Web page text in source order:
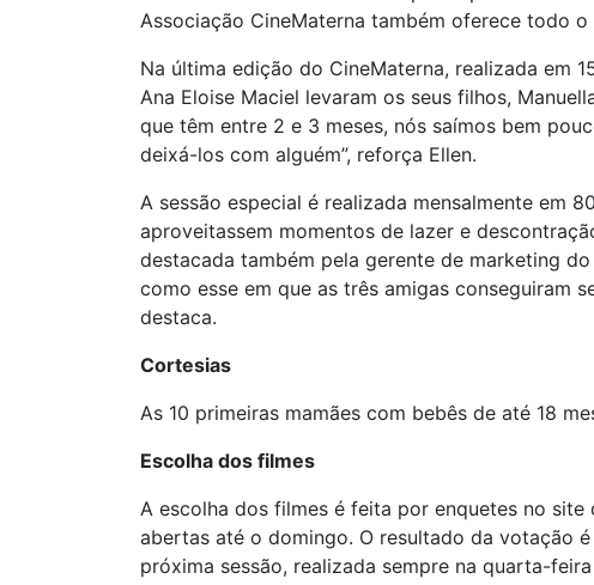
Associação CineMaterna também oferece todo
Na última edição do CineMaterna, realizada em
Ana Eloise Maciel levaram os seus filhos,
que têm entre 2 e 3 meses, nós saímos bem
deixá-los com alguém”, reforça Ellen.
A sessão especial é realizada mensalmente em
aproveitassem momentos de lazer e
destacada também pela gerente de marketing
como esse em que as três amigas conseguiram
destaca.
Cortesias
As 10 primeiras mamães com bebês de até 18
Escolha dos filmes
A escolha dos filmes é feita por enquetes no
abertas até o domingo. O resultado da votação
próxima sessão, realizada sempre na quarta-